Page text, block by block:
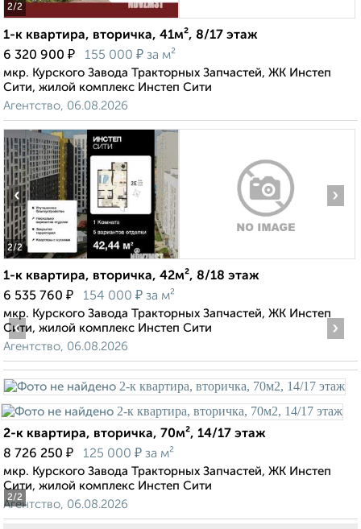
2/2
1-к квартира, вторичка, 41м², 8/17 этаж
6 320 900 ₽ 155 000 ₽ за м²
мкр. Курского Завода Тракторных Запчастей, ЖК Инстеп
Сити, жилой комплекс Инстеп Сити
Агентство, 06.08.2026
2/2
‹ ›
1-к квартира, вторичка, 42м², 8/18 этаж
6 535 760 ₽ 154 000 ₽ за м²
мкр. Курского Завода Тракторных Запчастей, ЖК Инстеп
Сити, жилой комплекс Инстеп Сити
Агентство, 06.08.2026
2/2
‹ ›
2-к квартира, вторичка, 70м², 14/17 этаж
8 726 250 ₽ 125 000 ₽ за м²
мкр. Курского Завода Тракторных Запчастей, ЖК Инстеп
Сити, жилой комплекс Инстеп Сити
Агентство, 06.08.2026